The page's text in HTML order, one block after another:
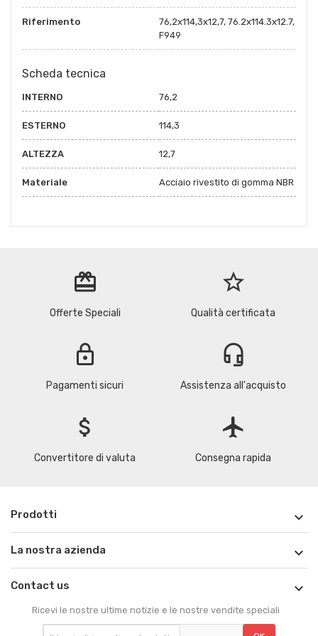
Riferimento
76,2x114,3x12,7, 76.2x114.3x12.7,
F949
Scheda tecnica
INTERNO 76,2
ESTERNO 114,3
ALTEZZA 12,7
Materiale Acciaio rivestito di gomma NBR
redeem
Offerte Speciali
star_border
Qualità certificata
lock
Pagamenti sicuri
headset_mic
Assistenza all'acquisto
attach_money
Convertitore di valuta
flight
Consegna rapida
Prodotti 
La nostra azienda 
Contact us 
Ricevi le nostre ultime notizie e le nostre vendite speciali